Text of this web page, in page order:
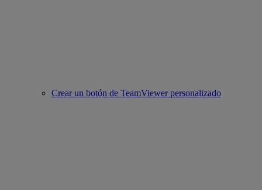
Crear un botón de TeamViewer personalizado